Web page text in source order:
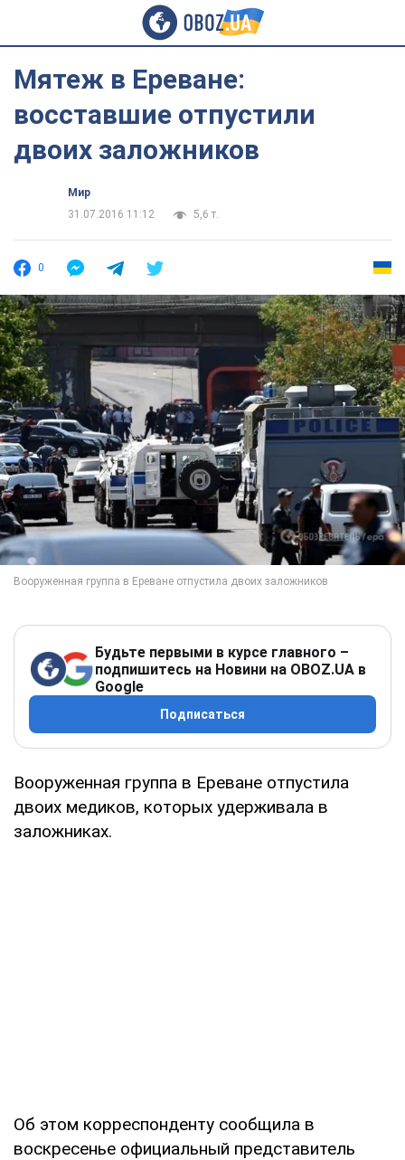
Мятеж в Ереване:
восставшие отпустили
двоих заложников
Мир
31.07.2016 11:12
5,6 т.
0
Будьте первыми в курсе главного –
подпишитесь на Новини на OBOZ.UA в
Google
Подписаться
Вооруженная группа в Ереване отпустила
двоих медиков, которых удерживала в
заложниках.
Об этом корреспонденту сообщила в
воскресенье официальный представитель